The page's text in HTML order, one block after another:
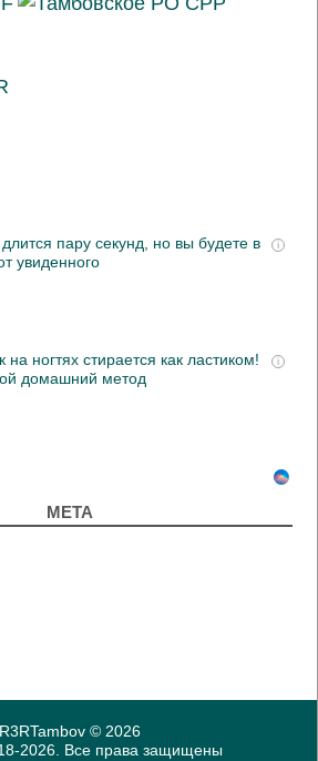
i
длится пару секунд, но вы будете в
увиденного
i
на ногтях стирается как ластиком!
домашний метод
МЕТА
R3RTambov© 2026
2026. Все права защищены